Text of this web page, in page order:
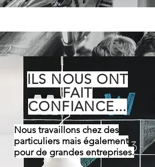
ILS NOUS ONT
FAIT
CONFIANCE...
Nous travaillons chez des
particuliers mais également
pour de grandes entreprises.